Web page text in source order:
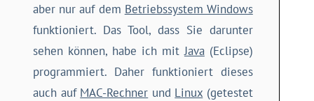
aber nur auf dem Betriebssystem Windows
funktioniert. Das Tool, dass Sie darunter
sehen können, habe ich mitJava(Eclipse)
programmiert. Daher funktioniert dieses
auch auf MAC-Rechner und Linux (getestet